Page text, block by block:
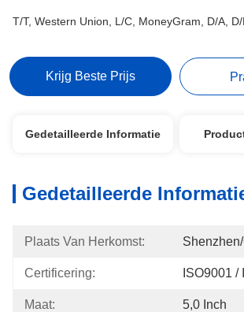
T/T, Western Union, L/C, MoneyGram, D/A,
Krijg Beste Prijs
Gedetailleerde Informatie
Gedetailleerde
Plaats Van Herkomst:
Certificering: ISO9001 /
Maat: 5,0 Inch